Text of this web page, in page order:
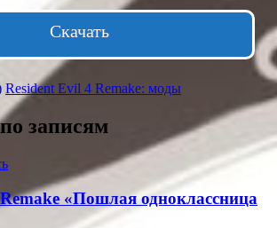
Скачать
Resident Evil 4 Remake: моды
записям
«Пошлая одноклассница